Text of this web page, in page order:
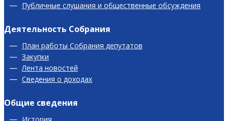
Публичные слушания и общественные обсуждения
Деятельность Собрания
План работы Собрания депутатов
Закупки
Лента новостей
Сведения о доходах
Общие сведения